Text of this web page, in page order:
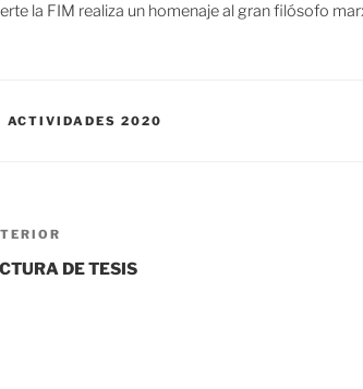
la FIM realiza un homenaje al gran filósofo
CATEGORÍAS
ACTIVIDADES 2020
DE TESIS